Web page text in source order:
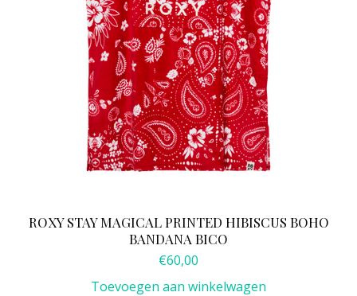
ROXY STAY MAGICAL PRINTED HIBISCUS BOHO
BANDANA BICO
€60,00
Toevoegen aan winkelwagen